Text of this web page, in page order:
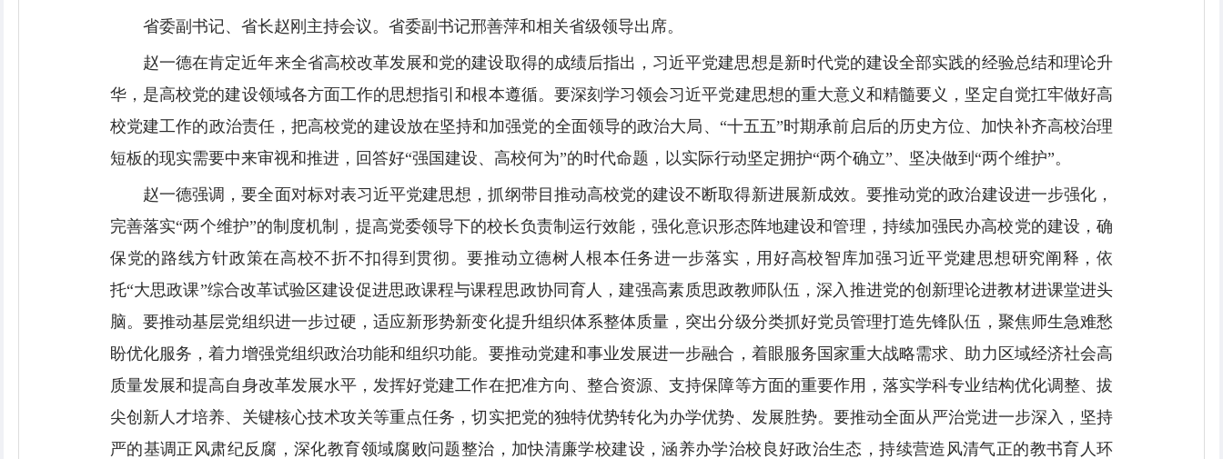
省委副书记、省长赵刚主持会议。省委副书记邢善萍和相关省级领导出席。
赵一德在肯定近年来全省高校改革发展和党的建设取得的成绩后指出，习近平党建思想是新时代党的建设全部实践的经验总结和理论升
华，是高校党的建设领域各方面工作的思想指引和根本遵循。要深刻学习领会习近平党建思想的重大意义和精髓要义，坚定自觉扛牢做好高
校党建工作的政治责任，把高校党的建设放在坚持和加强党的全面领导的政治大局、“十五五”时期承前启后的历史方位、加快补齐高校治理
短板的现实需要中来审视和推进，回答好“强国建设、高校何为”的时代命题，以实际行动坚定拥护“两个确立”、坚决做到“两个维护”。
赵一德强调，要全面对标对表习近平党建思想，抓纲带目推动高校党的建设不断取得新进展新成效。要推动党的政治建设进一步强化，
完善落实“两个维护”的制度机制，提高党委领导下的校长负责制运行效能，强化意识形态阵地建设和管理，持续加强民办高校党的建设，确
保党的路线方针政策在高校不折不扣得到贯彻。要推动立德树人根本任务进一步落实，用好高校智库加强习近平党建思想研究阐释，依
托“大思政课”综合改革试验区建设促进思政课程与课程思政协同育人，建强高素质思政教师队伍，深入推进党的创新理论进教材进课堂进头
脑。要推动基层党组织进一步过硬，适应新形势新变化提升组织体系整体质量，突出分级分类抓好党员管理打造先锋队伍，聚焦师生急难愁
盼优化服务，着力增强党组织政治功能和组织功能。要推动党建和事业发展进一步融合，着眼服务国家重大战略需求、助力区域经济社会高
质量发展和提高自身改革发展水平，发挥好党建工作在把准方向、整合资源、支持保障等方面的重要作用，落实学科专业结构优化调整、拔
尖创新人才培养、关键核心技术攻关等重点任务，切实把党的独特优势转化为办学优势、发展胜势。要推动全面从严治党进一步深入，坚持
严的基调正风肃纪反腐，深化教育领域腐败问题整治，加快清廉学校建设，涵养办学治校良好政治生态，持续营造风清气正的教书育人环